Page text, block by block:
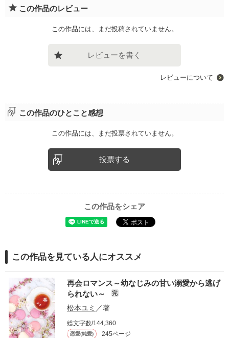
この作品のレビュー
この作品には、まだ投稿されていません。
レビューを書く
レビューについて
この作品のひとこと感想
この作品には、まだ投票されていません。
投票する
この作品をシェア
この作品を見ている人にオススメ
再会ロマンス～幼なじみの甘い溺愛から逃げ
られない～
完
松本ユミ ／著
総文字数/144,360
恋愛(純愛) 245ページ